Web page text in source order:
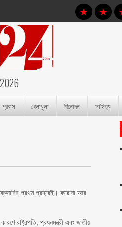
প্রবাস খেলাধুলা বিনোদন সাহিত্য
প্রথম প্রহরেই। করোনা আর
রাষ্ট্রপতি, প্রধনমন্ত্রী এবং জাতীয়